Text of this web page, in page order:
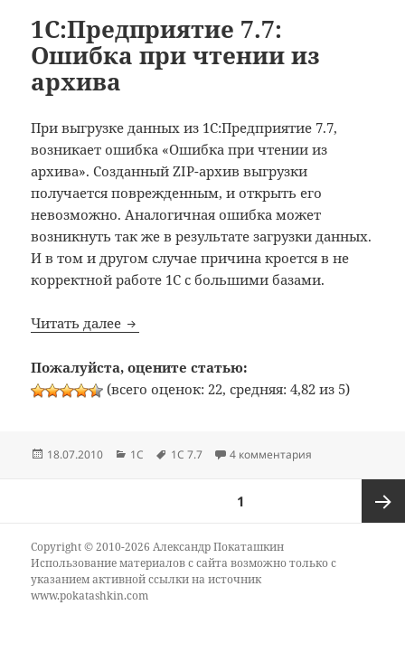
1С:Предприятие 7.7:
Ошибка при чтении из
архива
При выгрузке данных из 1С:Предприятие 7.7,
возникает ошибка «Ошибка при чтении из
архива». Созданный ZIP-архив выгрузки
получается поврежденным, и открыть его
невозможно. Аналогичная ошибка может
возникнуть так же в результате загрузки данных.
И в том и другом случае причина кроется в не
корректной работе 1С с большими базами.
Читать далее 1С:Предприятие 7.7: Ошибка при чтении
Пожалуйста, оцените статью:
(всего оценок: 22, средняя: 4,82 из 5)
Опубликовано
18.07.2010 Рубрики
1C Метки
1C 7.7 4 комментария
1
Copyright © 2010-2026 Александр Покаташкин
Использование материалов с сайта возможно только с
указанием активной ссылки на источник
www.pokatashkin.com